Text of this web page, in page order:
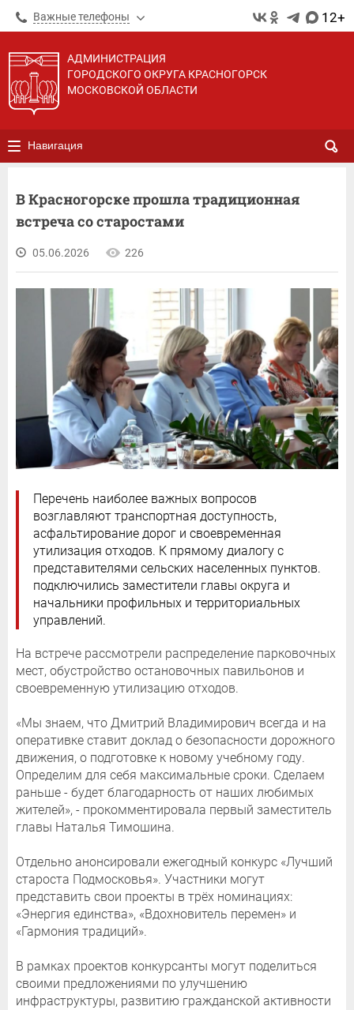
Важные телефоны 12+
АДМИНИСТРАЦИЯ
ГОРОДСКОГО ОКРУГА КРАСНОГОРСК
МОСКОВСКОЙ ОБЛАСТИ
Навигация
В Красногорске прошла традиционная
встреча со старостами
05.06.2026 226
Перечень наиболее важных вопросов
возглавляют транспортная доступность,
асфальтирование дорог и своевременная
утилизация отходов. К прямому диалогу с
представителями сельских населенных пунктов.
подключились заместители главы округа и
начальники профильных и территориальных
управлений.
На встрече рассмотрели распределение парковочных
мест, обустройство остановочных павильонов и
своевременную утилизацию отходов.
«Мы знаем, что Дмитрий Владимирович всегда и на
оперативке ставит доклад о безопасности дорожного
движения, о подготовке к новому учебному году.
Определим для себя максимальные сроки. Сделаем
раньше - будет благодарность от наших любимых
жителей», - прокомментировала первый заместитель
главы Наталья Тимошина.
Отдельно анонсировали ежегодный конкурс «Лучший
староста Подмосковья». Участники могут
представить свои проекты в трёх номинациях:
«Энергия единства», «Вдохновитель перемен» и
«Гармония традиций».
В рамках проектов конкурсанты могут поделиться
своими предложениями по улучшению
инфраструктуры, развитию гражданской активности